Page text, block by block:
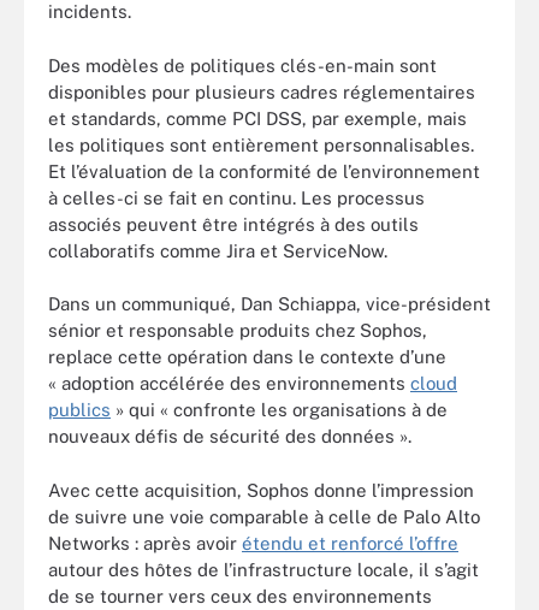
incidents.
Des modèles de politiques clés-en-main sont
disponibles pour plusieurs cadres réglementaires
et standards, comme PCI DSS, par exemple, mais
les politiques sont entièrement personnalisables.
Et l’évaluation de la conformité de l’environnement
à celles-ci se fait en continu. Les processus
associés peuvent être intégrés à des outils
collaboratifs comme Jira et ServiceNow.
Dans un communiqué, Dan Schiappa, vice-président
sénior et responsable produits chez Sophos,
replace cette opération dans le contexte d’une
« adoption accélérée des environnements cloud
publics » qui « confronte les organisations à de
nouveaux défis de sécurité des données ».
Avec cette acquisition, Sophos donne l’impression
de suivre une voie comparable à celle de Palo Alto
Networks : après avoir étendu et renforcé l’offre
autour des hôtes de l’infrastructure locale, il s’agit
de se tourner vers ceux des environnements